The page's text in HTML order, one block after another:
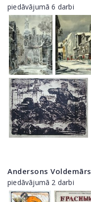
piedāvājumā 6 darbi
Andersons Voldemārs
piedāvājumā 2 darbi